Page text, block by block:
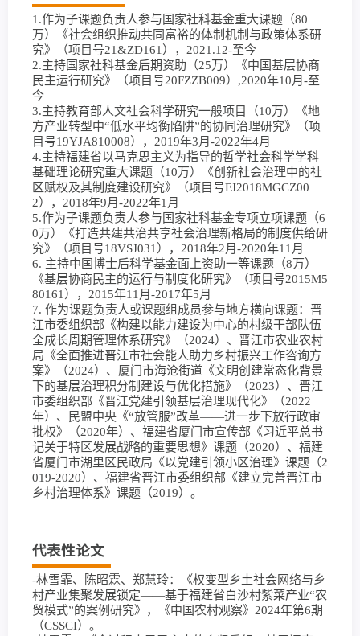
1.作为子课题负责人参与国家社科基金重大课题（80
万）《社会组织推动共同富裕的体制机制与政策体系研
究》（项目号21&ZD161），2021.12-至今
2.主持国家社科基金后期资助（25万）《中国基层协商
民主运行研究》（项目号20FZZB009）,2020年10月-至
今
3.主持教育部人文社会科学研究一般项目（10万）《地
方产业转型中“低水平均衡陷阱”的协同治理研究》（项
目号19YJA810008），2019年3月-2022年4月
4.主持福建省以马克思主义为指导的哲学社会科学学科
基础理论研究重大课题（10万）《创新社会治理中的社
区赋权及其制度建设研究》（项目号FJ2018MGCZ00
2），2018年9月-2022年1月
5.作为子课题负责人参与国家社科基金专项立项课题（6
0万）《打造共建共治共享社会治理新格局的制度供给研
究》（项目号18VSJ031），2018年2月-2020年11月
6. 主持中国博士后科学基金面上资助一等课题（8万）
《基层协商民主的运行与制度化研究》（项目号2015M5
80161），2015年11月-2017年5月
7. 作为课题负责人或课题组成员参与地方横向课题：晋
江市委组织部《构建以能力建设为中心的村级干部队伍
全成长周期管理体系研究》（2024）、晋江市农业农村
局《全面推进晋江市社会能人助力乡村振兴工作咨询方
案》（2024）、厦门市海沧街道《文明创建常态化背景
下的基层治理积分制建设与优化措施》（2023）、晋江
市委组织部《晋江党建引领基层治理现代化》（2022
年）、民盟中央《“放管服”改革——进一步下放行政审
批权》（2020年）、福建省厦门市宣传部《习近平总书
记关于特区发展战略的重要思想》课题（2020）、福建
省厦门市湖里区民政局《以党建引领小区治理》课题（2
019-2020）、福建省晋江市委组织部《建立完善晋江市
乡村治理体系》课题（2019）。
代表性论文
-林雪霏、陈昭霖、郑慧玲：《权变型乡土社会网络与乡
村产业集聚发展锁定——基于福建省白沙村紫菜产业“农
贸模式”的案例研究》，《中国农村观察》2024年第6期
（CSSCI）。